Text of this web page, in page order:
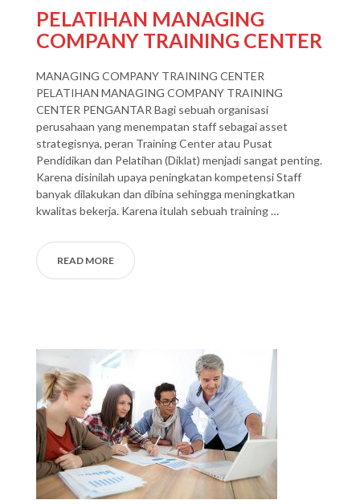
PELATIHAN MANAGING
COMPANY TRAINING CENTER
MANAGING COMPANY TRAINING CENTER
PELATIHAN MANAGING COMPANY TRAINING
CENTER PENGANTAR Bagi sebuah organisasi
perusahaan yang menempatan staff sebagai asset
strategisnya, peran Training Center atau Pusat
Pendidikan dan Pelatihan (Diklat) menjadi sangat penting.
Karena disinilah upaya peningkatan kompetensi Staff
banyak dilakukan dan dibina sehingga meningkatkan
kwalitas bekerja. Karena itulah sebuah training …
READ MORE